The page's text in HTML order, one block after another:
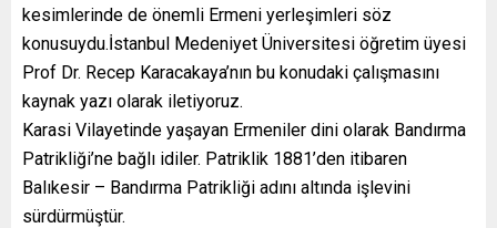
kesimlerinde de önemli Ermeni yerleşimleri söz
konusuydu.İstanbul Medeniyet Üniversitesi öğretim üyesi
Prof Dr. Recep Karacakaya’nın bu konudaki çalışmasını
kaynak yazı olarak iletiyoruz.
Karasi Vilayetinde yaşayan Ermeniler dini olarak Bandırma
Patrikliği’ne bağlı idiler. Patriklik 1881’den itibaren
Balıkesir – Bandırma Patrikliği adını altında işlevini
sürdürmüştür.